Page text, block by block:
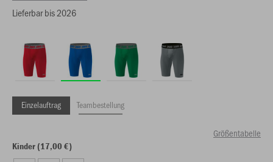
Lieferbar bis 2026
Einzelauftrag Teambestellung
Größentabelle
Kinder (17,00 €)